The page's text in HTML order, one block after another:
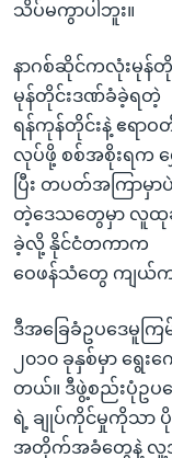
ရန်
နေရာ
သို့
ကျော်
ရန်
ဘာသာစကားများ
သိပ်မကွာပါဘူး။
နာဂစ်ဆိုင်ကလုံးမုန်တို
မုန်တိုင်းဒဏ်ခံခဲ့ရတဲ့
ရန်ကုန်တိုင်းနဲ့ ဧရာဝ
လုပ်ဖို့ စစ်အစိုးရက
ပြီး တပတ်အကြာမှာ
တဲ့ဒေသတွေမှာ လူထု
ခဲ့လို့ နိုင်ငံတကာက
ဝေဖန်သံတွေ ကျယ်က
ဒီအခြေခံဥပဒေမူ
၂၀၁၀ ခုနှစ်မှာ ရွေ
တယ်။ ဒီဖွဲ့စည်းပုံဥပ
ရဲ့ ချုပ်ကိုင်မှုကိုသာ ပို
အတိုက်အခံတွေနဲ့ လူ့အ